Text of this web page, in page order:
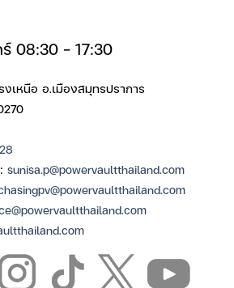
08:30 – 17:30
เหนือ อ.เมืองสมุทรปราการ
sunisa.p@powervaultthailand.com